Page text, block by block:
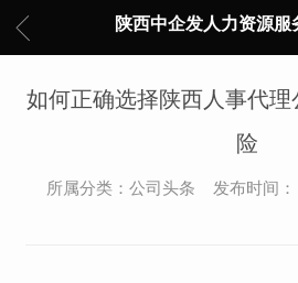
陕西中企发人力资源服
如何正确选择陕西人事代
险
所属分类：公司头条 发布时间